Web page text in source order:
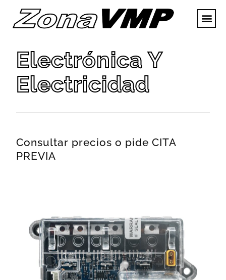
Electrónica Y
Electricidad
Consultar precios o pide CITA
PREVIA